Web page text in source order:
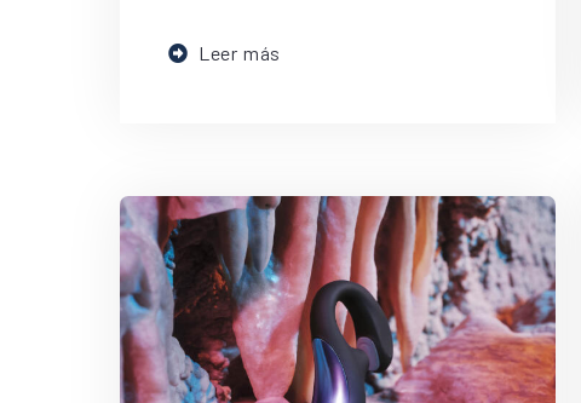
Leer más